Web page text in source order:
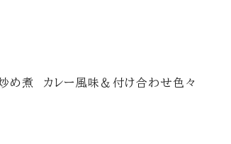
め煮 カレー風味＆付け合わせ色々